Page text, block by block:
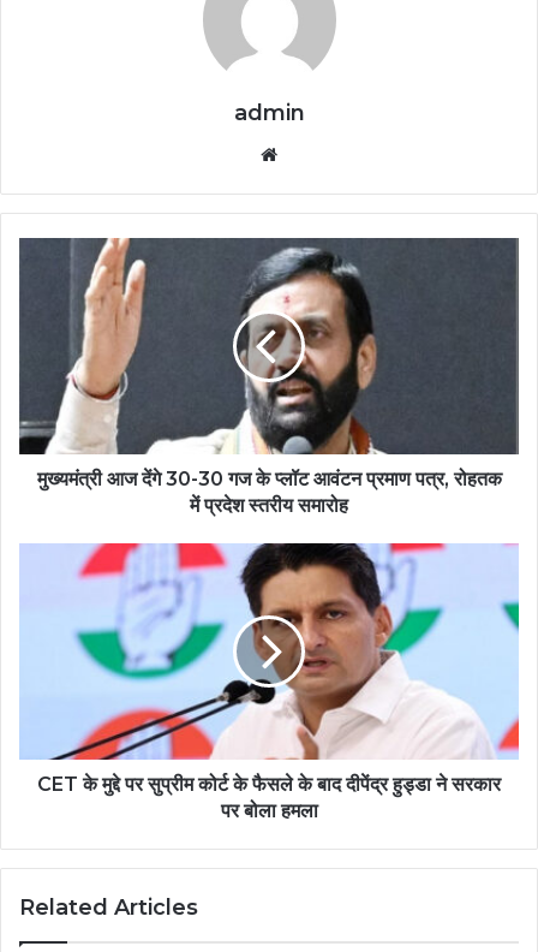
admin
मुख्यमंत्री आज देंगे 30-30 गज के प्लॉट आवंटन प्रमाण पत्र, रोहतक
में प्रदेश स्तरीय समारोह
CET के मुद्दे पर सुप्रीम कोर्ट के फैसले के बाद दीपेंद्र हुड्डा ने सरकार
पर बोला हमला
Related Articles